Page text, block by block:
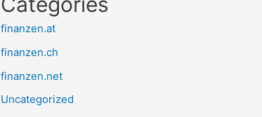
finanzen.at
finanzen.ch
finanzen.net
Uncategorized